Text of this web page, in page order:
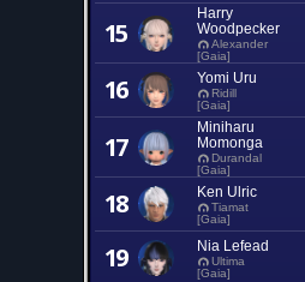
15
Harry
Woodpecker
Alexander
[Gaia]
16 Yomi Uru
Ridill
[Gaia]
17
Miniharu
Momonga
Durandal
[Gaia]
18 Ken Ulric
Tiamat
[Gaia]
19 Nia Lefead
Ultima
[Gaia]